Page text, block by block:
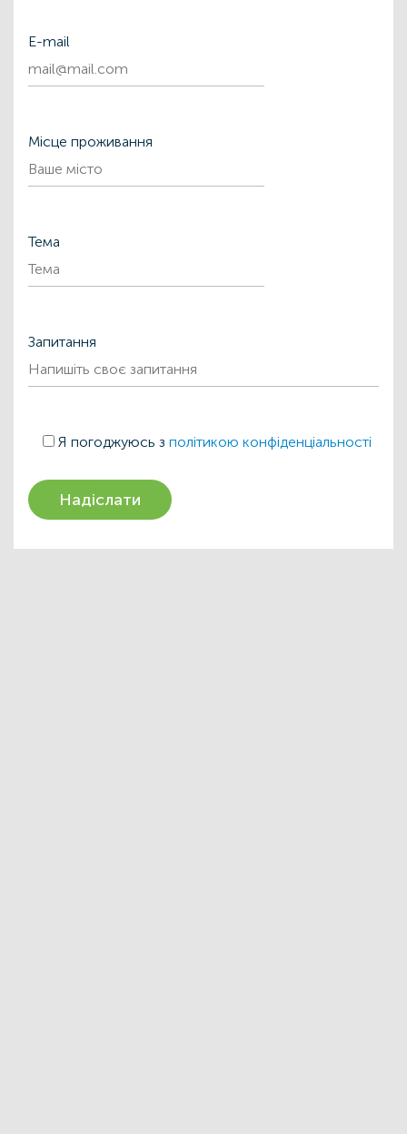
Е-mail
Місце проживання
Тема
Запитання
Я погоджуюсь з політикою конфіденціальності